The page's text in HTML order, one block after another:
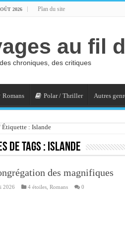
2026 Plan du site
au fil
chroniques, des critiques
Romans Polar / Thriller Autres
Étiquette : Islande
de tags : Islande
des magnifiques
2026 4 étoiles, Romans 0